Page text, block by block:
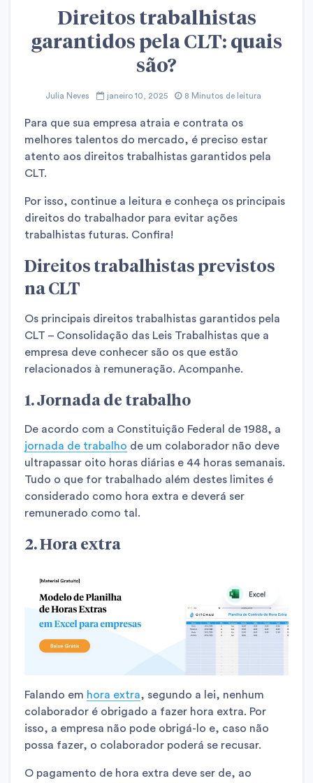
Direitos trabalhistas
garantidos pela CLT: quais
são?
Julia Neves janeiro 10, 2025 8 Minutos de leitura
Para que sua empresa atraia e contrata os
melhores talentos do mercado, é preciso estar
atento aos direitos trabalhistas garantidos pela
CLT.
Por isso, continue a leitura e conheça os principais
direitos do trabalhador para evitar ações
trabalhistas futuras. Confira!
Direitos trabalhistas previstos
na CLT
Os principais direitos trabalhistas garantidos pela
CLT – Consolidação das Leis Trabalhistas que a
empresa deve conhecer são os que estão
relacionados à remuneração. Acompanhe.
1. Jornada de trabalho
De acordo com a Constituição Federal de 1988, a
jornada de trabalho de um colaborador não deve
ultrapassar oito horas diárias e 44 horas semanais.
Tudo o que for trabalhado além destes limites é
considerado como hora extra e deverá ser
remunerado como tal.
2. Hora extra
Falando em hora extra, segundo a lei, nenhum
colaborador é obrigado a fazer hora extra. Por
isso, a empresa não pode obrigá-lo e, caso não
possa fazer, o colaborador poderá se recusar.
O pagamento de hora extra deve ser de, ao